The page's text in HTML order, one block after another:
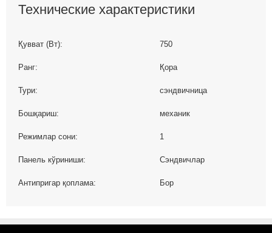
Технические характеристики
Қувват (Вт): 750
Ранг: Қора
Тури: сэндвичница
Бошқариш: механик
Режимлар сони: 1
Панель кўриниши: Сэндвичлар
Антипригар қоплама: Бор